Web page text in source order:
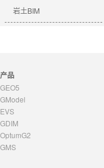
岩土BIM
产品
GEO5
GModel
EVS
GDIM
OptumG2
GMS